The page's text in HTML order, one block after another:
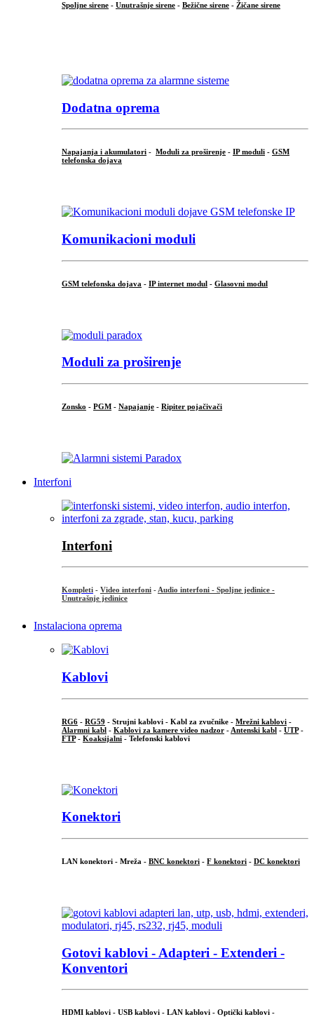
Spoljne sirene - Unutrašnje sirene - Bežične sirene - Žičane sirene
Dodatna oprema
Napajanja i akumulatori - Moduli za proširenje - IP moduli - GSM
telefonska dojava
Komunikacioni moduli
GSM telefonska dojava - IP internet modul - Glasovni modul
Moduli za proširenje
Zonsko - PGM - Napajanje - Ripiter pojačivači
Interfoni
Interfoni
Kompleti - Video interfoni - Audio interfoni - Spoljne jedinice -
Unutrašnje jedinice
Instalaciona oprema
Kablovi
RG6 - RG59 - Strujni kablovi - Kabl za zvučnike - Mrežni kablovi -
Alarmni kabl - Kablovi za kamere video nadzor - Antenski kabl - UTP-
FTP- Koaksijalni - Telefonski kablovi
Konektori
LAN konektori - Mreža - BNC konektori - F konektori - DC konektori
Gotovi kablovi - Adapteri - Extenderi -
Konventori
HDMI kablovi - USB kablovi - LAN kablovi - Optički kablovi -